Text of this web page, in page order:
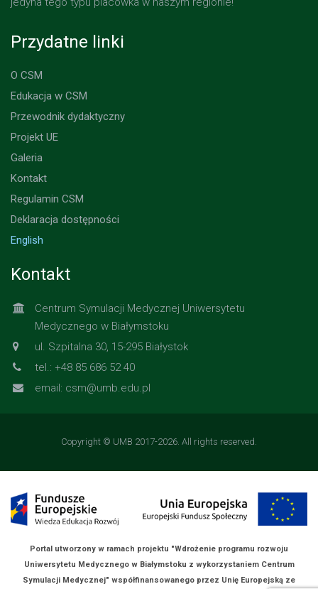
Przydatne linki
O CSM
Edukacja w CSM
Przewodnik dydaktyczny
Projekt UE
Galeria
Kontakt
Regulamin CSM
Deklaracja dostępności
English
Kontakt
Centrum Symulacji Medycznej Uniwersytetu
Medycznego w Białymstoku
ul. Szpitalna 30, 15-295 Białystok
tel.: +48 85 686 52 40
email: csm@umb.edu.pl
Copyright © UMB 2017-2026. All rights reserved.
Portal utworzony w ramach projektu "Wdrożenie programu rozwoju
Uniwersytetu Medycznego w Białymstoku z wykorzystaniem Centrum
Symulacji Medycznej" współfinansowanego przez Unię Europejską ze